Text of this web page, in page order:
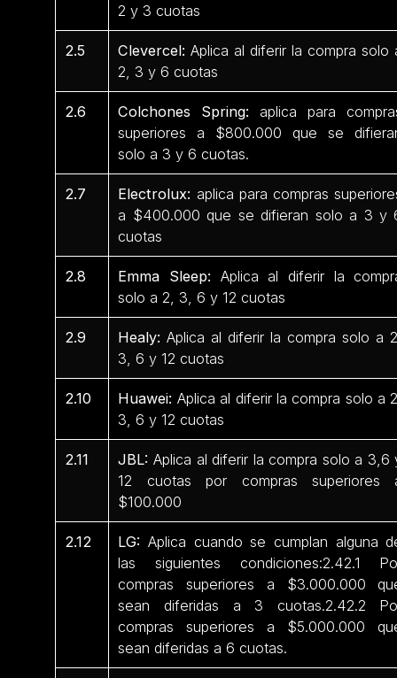
2 y 3 cuotas
2.5 Clevercel:Aplica al diferir la compra solo
2, 3 y 6 cuotas
2.6 Colchones Spring: aplica para
superiores a $800.000 que se
solo a 3 y 6 cuotas.
2.7 Electrolux: aplica para compras
a $400.000 que se difieran solo a 3 y
cuotas
2.8 Emma Sleep: Aplica al diferir la
solo a 2, 3, 6 y 12 cuotas
2.9 Healy: Aplica al diferir la compra solo a
3, 6 y 12 cuotas
2.10 Huawei: Aplica al diferir la compra solo a
3, 6 y 12 cuotas
2.11 JBL: Aplica al diferir la compra solo a 3,6
12 cuotas por compras superiores
$100.000
2.12 LG: Aplica cuando se cumplan alguna
las siguientes condiciones:2.42.1
compras superiores a $3.000.000
sean diferidas a 3 cuotas.2.42.2
compras superiores a $5.000.000
sean diferidas a 6 cuotas.